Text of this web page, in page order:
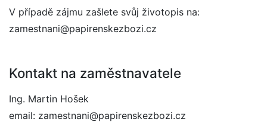
V případě zájmu zašlete svůj životopis na:
zamestnani@papirenskezbozi.cz
Kontakt na zaměstnavatele
Ing. Martin Hošek
email: zamestnani@papirenskezbozi.cz